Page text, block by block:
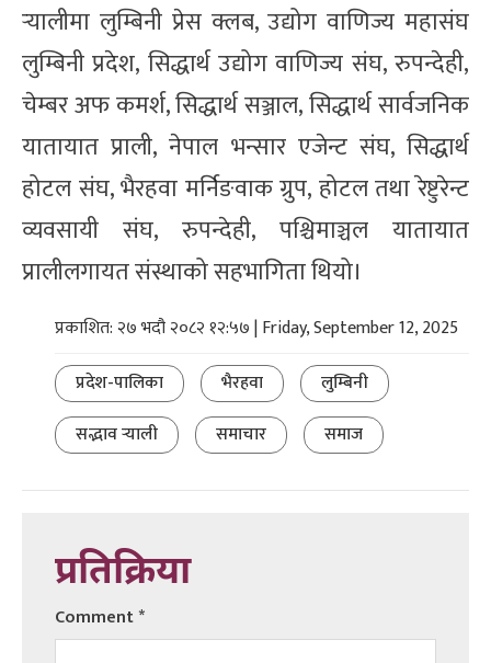
र्‍यालीमा लुम्बिनी प्रेस क्लब, उद्योग वाणिज्य महासंघ
लुम्बिनी प्रदेश, सिद्धार्थ उद्योग वाणिज्य संघ, रुपन्देही,
चेम्बर अफ कमर्श, सिद्धार्थ सञ्जाल, सिद्धार्थ सार्वजनिक
यातायात प्राली, नेपाल भन्सार एजेन्ट संघ, सिद्धार्थ
होटल संघ, भैरहवा मर्निङवाक ग्रुप, होटल तथा रेष्टुरेन्ट
व्यवसायी संघ, रुपन्देही, पश्चिमाञ्चल यातायात
प्रालीलगायत संस्थाको सहभागिता थियो।
प्रकाशित: २७ भदौ २०८२ १२:५७ | Friday, September 12, 2025
प्रदेश-पालिका
भैरहवा
लुम्बिनी
सद्भाव र्‍याली
समाचार समाज
प्रतिक्रिया
Comment*